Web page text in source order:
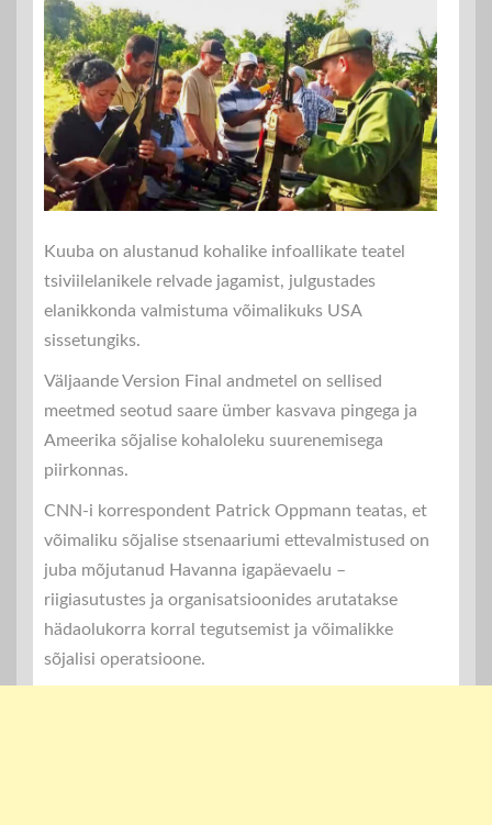
Kuuba on alustanud kohalike infoallikate teatel
tsiviilelanikele relvade jagamist, julgustades
elanikkonda valmistuma võimalikuks USA
sissetungiks.
Väljaande Version Final andmetel on sellised
meetmed seotud saare ümber kasvava pingega ja
Ameerika sõjalise kohaloleku suurenemisega
piirkonnas.
CNN-i korrespondent Patrick Oppmann teatas, et
võimaliku sõjalise stsenaariumi ettevalmistused on
juba mõjutanud Havanna igapäevaelu –
riigiasutustes ja organisatsioonides arutatakse
hädaolukorra korral tegutsemist ja võimalikke
sõjalisi operatsioone.